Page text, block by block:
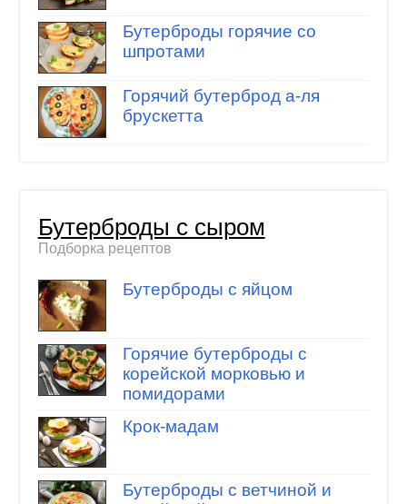
Бутерброды горячие со
шпротами
Горячий бутерброд а-ля
брускетта
Бутерброды с сыром
Подборка рецептов
Бутерброды с яйцом
Горячие бутерброды с
корейской морковью и
помидорами
Крок-мадам
Бутерброды с ветчиной и